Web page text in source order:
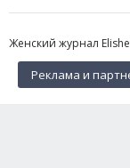
Женский журнал
Реклама и